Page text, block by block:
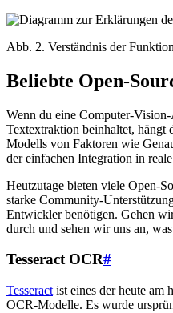
Abb. 2. Verständnis der
Beliebte Open-
Wenn du eine Computer-
Textextraktion beinhaltet, hängt
Modells von Faktoren wie
der einfachen Integration in
Heutzutage bieten viele Open-
starke Community-
Entwickler benötigen. Gehen
durch und sehen wir uns an,
Tesseract OCR#
Tesseract ist eines der heute am
OCR-Modelle. Es wurde